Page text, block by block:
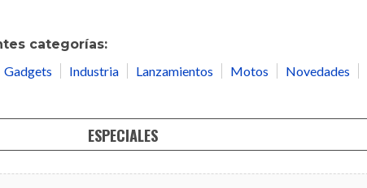
categorías:
Gadgets Industria Lanzamientos Motos Novedades
ESPECIALES